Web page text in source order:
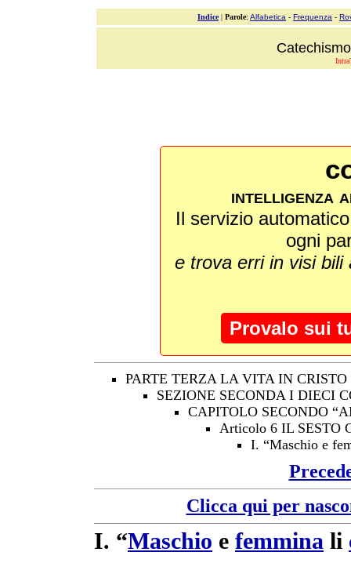
Indice| Parole: Alfabetica - Frequenza -
intelligenza
Il servizio
ogni
e trova erri in visi
Provalo sui
PARTE TERZA LA VITA IN CRISTO
SEZIONE SECONDA I DIECI
CAPITOLO SECONDO
Articolo 6 IL SESTO
I. “Maschio e
Clicca qui per
I. “Maschio e femmina li